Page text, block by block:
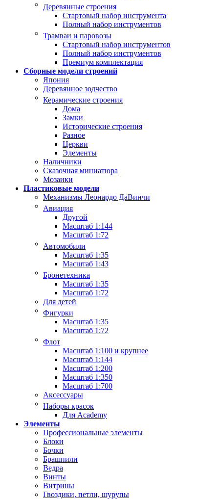
Деревянные строения
Стартовый набор инструмента
Полный набор инструментов
Трамваи и паровозы
Стартовый набор инструментов
Полный набор инструментов
Премиум комплектация
Сборные модели строений
Япония
Деревянное зодчество
Керамические строения
Дома
Замки
Исторические строения
Разное
Церкви
Элементы
Наличники
Сказочная миниатюра
Мозаики
Пластиковые модели
Механизмы Леонардо ДаВинчи
Авиация
Другой
Масштаб 1:144
Масштаб 1:72
Автомобили
Масштаб 1:35
Масштаб 1:43
Бронетехника
Масштаб 1:35
Масштаб 1:72
Для детей
Фигурки
Масштаб 1:35
Масштаб 1:72
Флот
Масштаб 1:100 и крупнее
Масштаб 1:144
Масштаб 1:200
Масштаб 1:350
Масштаб 1:700
Аксессуары
Наборы красок
Для Academy
Элементы
Профессиональные элементы
Блоки
Бочки
Брашпили
Ведра
Винты
Витрины
Гвоздики, петли, шурупы